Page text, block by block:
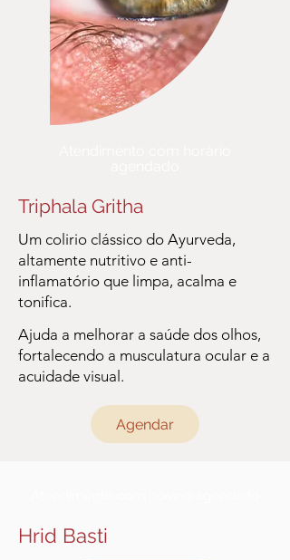
Triphala Gritha
Um colirio clássico do Ayurveda,
altamente nutritivo e anti-
inflamatório que limpa, acalma e
tonifica.
Ajuda a melhorar a saúde dos olhos,
fortalecendo a musculatura ocular e a
acuidade visual.
Agendar
Hrid Basti